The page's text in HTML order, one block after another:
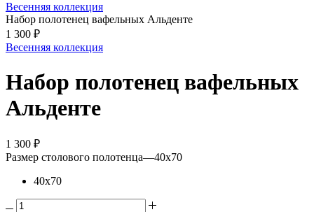
Весенняя коллекция
Набор полотенец вафельных Альденте
1 300 ₽
Весенняя коллекция
Набор полотенец вафельных
Альденте
1 300 ₽
Размер столового полотенца—40х70
40х70